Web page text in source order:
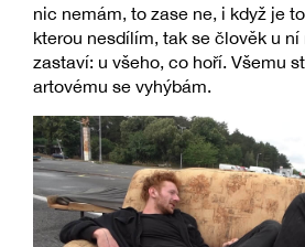
nic nemám, to zase ne, i když je
kterou nesdílím, tak se člověk u ní
zastaví: u všeho, co hoří. Všemu
artovému se vyhýbám.